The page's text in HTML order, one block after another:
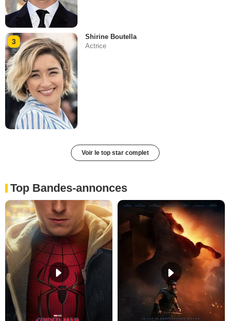
3
Shirine Boutella
Actrice
Voir le top star complet
Top Bandes-annonces